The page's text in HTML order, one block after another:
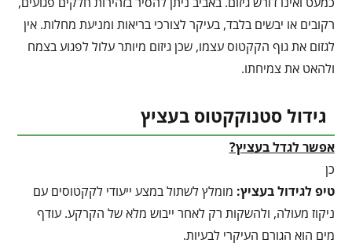
רקובים או יבשים בלבד, בעיקר לצורכי בריאות ומניעת מחלות. אין
לגזום את גוף הקקטוס עצמו, שכן גיזום מיותר עלול לפגוע בצמח
ולהאט את צמיחתו.
גידול סטנוקקטוס בעציץ
אפשר לגדל בעציץ?
כן
טיפ לגידול בעציץ: מומלץ לשתול במצע ייעודי לקקטוסים עם
ניקוז מעולה, ולהשקות רק לאחר ייבוש מלא של הקרקע. עודף
מים הוא הגורם העיקרי לבעיות.